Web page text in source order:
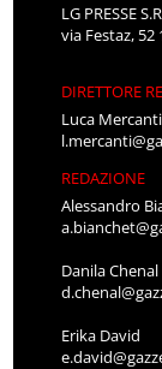
LG PRESSE
via Festaz, 52
DIRETTORE
Luca Mercanti
REDAZIONE
Alessandro
Danila Chenal
Erika David